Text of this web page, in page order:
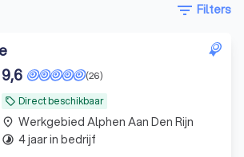
filter_list Filters
local_offer Direct beschikbaar
(26)
9,6
place Werkgebied Alphen Aan Den Rijn
timelapse 4 jaar in bedrijf